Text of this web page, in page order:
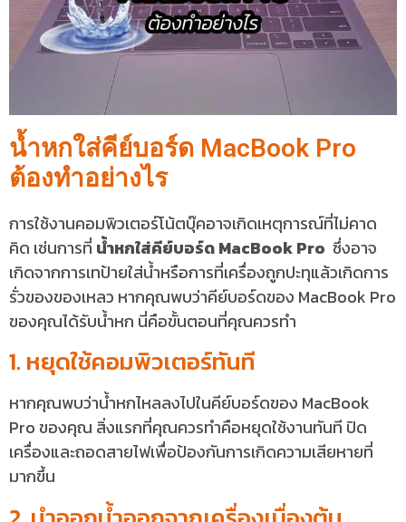
น้ำหกใส่คีย์บอร์ด MacBook Pro
ต้องทำอย่างไร
การใช้งานคอมพิวเตอร์โน้ตบุ๊คอาจเกิดเหตุการณ์ที่ไม่คาด
คิด เช่นการที่ น้ำหกใส่คีย์บอร์ด MacBook Pro ซึ่งอาจ
เกิดจากการเทป้ายใส่น้ำหรือการที่เครื่องถูกปะทุแล้วเกิดการ
รั่วของของเหลว หากคุณพบว่าคีย์บอร์ดของ MacBook Pro
ของคุณได้รับน้ำหก นี่คือขั้นตอนที่คุณควรทำ
1. หยุดใช้คอมพิวเตอร์ทันที
หากคุณพบว่าน้ำหกไหลลงไปในคีย์บอร์ดของ MacBook
Pro ของคุณ สิ่งแรกที่คุณควรทำคือหยุดใช้งานทันที ปิด
เครื่องและถอดสายไฟเพื่อป้องกันการเกิดความเสียหายที่
มากขึ้น